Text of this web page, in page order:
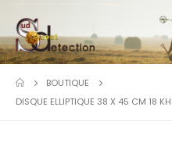
BOUTIQUE
DISQUE ELLIPTIQUE 38 X 45 CM 18